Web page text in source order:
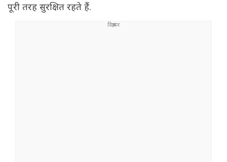
पूरी तरह सुरक्षित रहते हैं.